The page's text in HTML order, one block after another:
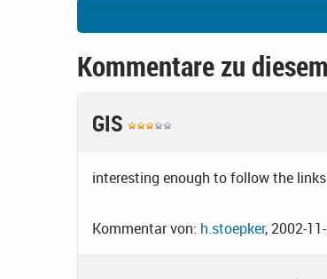
Kommentare zu
GIS
interesting enough to follow the
Kommentar von: h.stoepker, 2002-